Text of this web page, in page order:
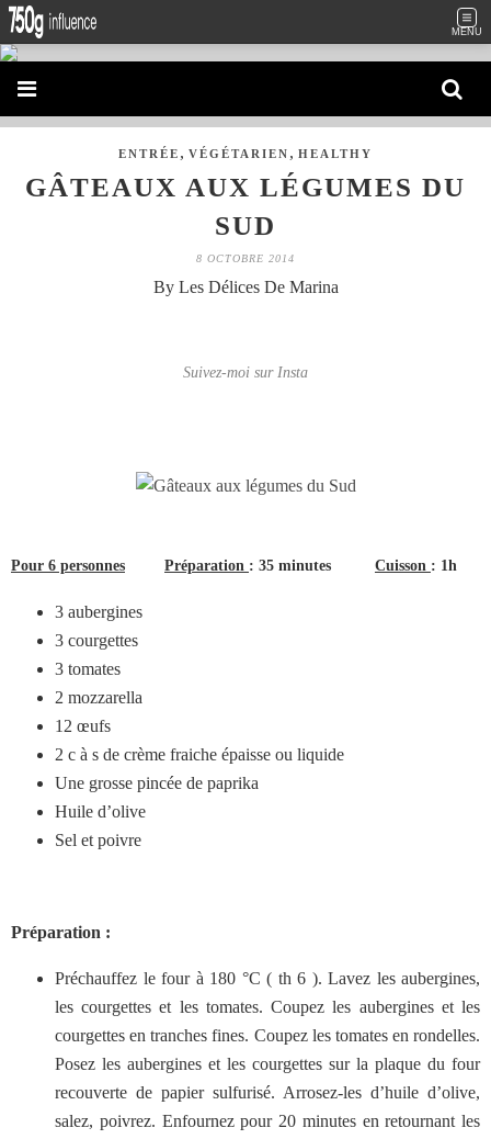
MENU
ENTRÉE , VÉGÉTARIEN , HEALTHY
GÂTEAUX AUX LÉGUMES DU
SUD
8 OCTOBRE 2014
By Les Délices De Marina
Suivez-moi sur Insta
Pour 6 personnes Préparation : 35 minutes Cuisson : 1h
3 aubergines
3 courgettes
3 tomates
2 mozzarella
12 œufs
2 c à s de crème fraiche épaisse ou liquide
Une grosse pincée de paprika
Huile d’olive
Sel et poivre
Préparation :
Préchauffez le four à 180 °C ( th 6 ). Lavez les aubergines,
les courgettes et les tomates. Coupez les aubergines et les
courgettes en tranches fines. Coupez les tomates en rondelles.
Posez les aubergines et les courgettes sur la plaque du four
recouverte de papier sulfurisé. Arrosez-les d’huile d’olive,
salez, poivrez. Enfournez pour 20 minutes en retournant les